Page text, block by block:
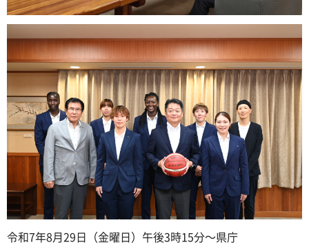
令和7年8月29日（金曜日）午後3時15分～県庁